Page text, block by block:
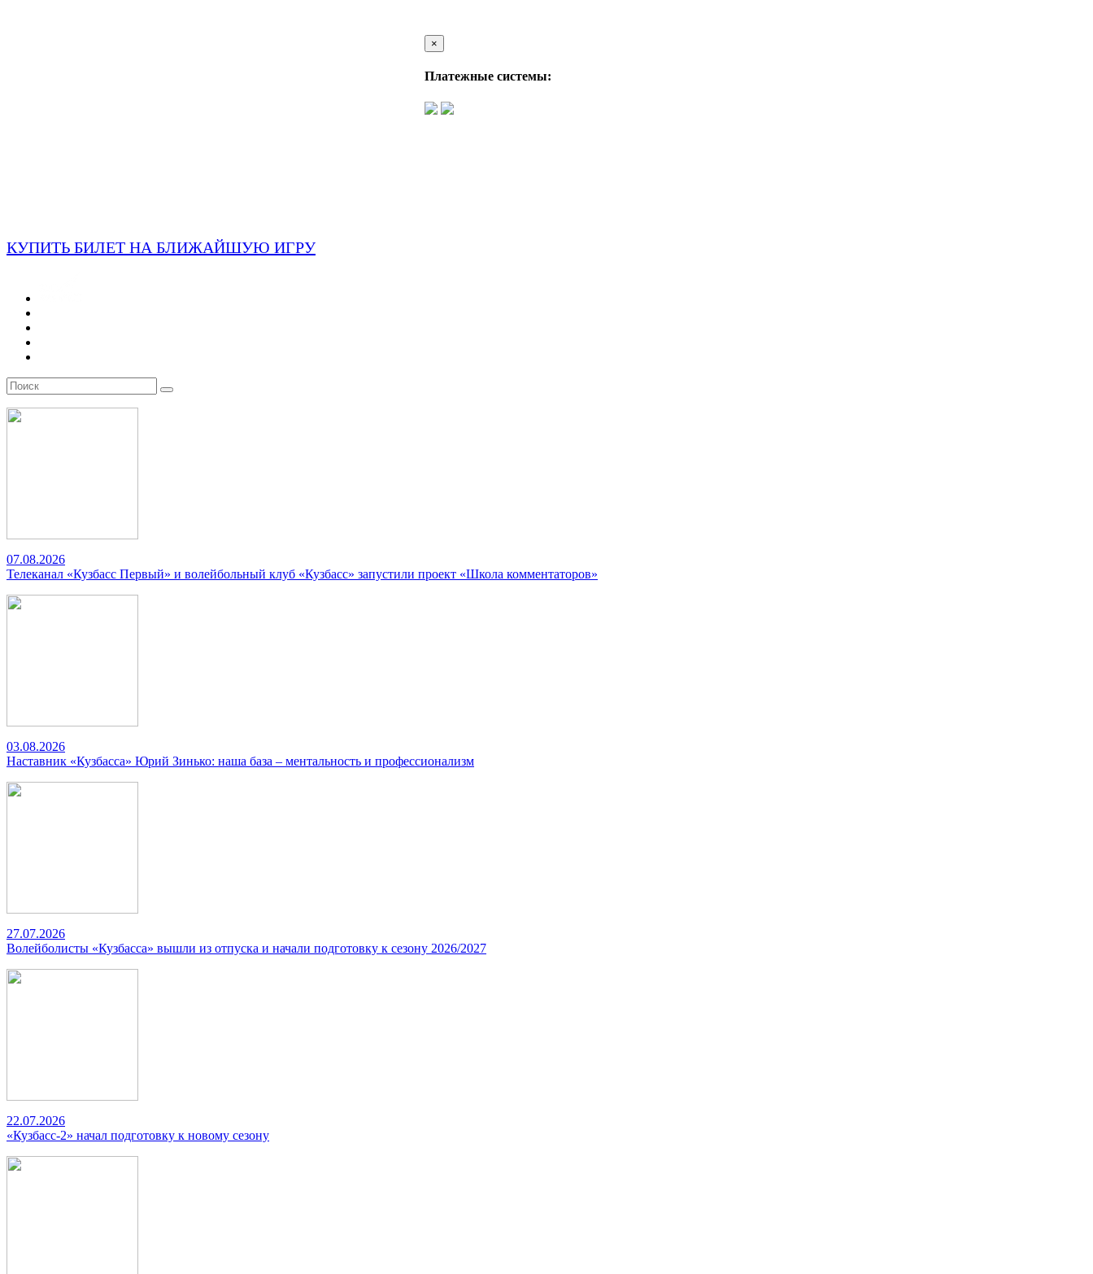
×
Платежные системы:
КУПИТЬ БИЛЕТ НА БЛИЖАЙШУЮ ИГРУ
07.08.2026
Телеканал «Кузбасс Первый» и волейбольный клуб «Кузбасс» запустили проект «Школа комментаторов»
03.08.2026
Наставник «Кузбасса» Юрий Зинько: наша база – ментальность и профессионализм
27.07.2026
Волейболисты «Кузбасса» вышли из отпуска и начали подготовку к сезону 2026/2027
22.07.2026
«Кузбасс-2» начал подготовку к новому сезону